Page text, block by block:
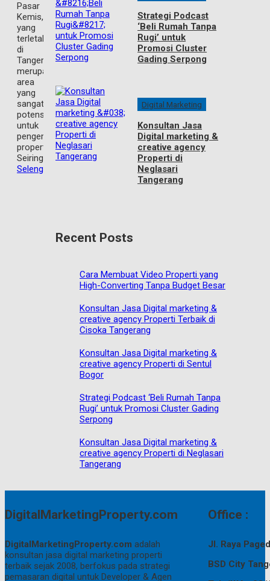
Pasar
Kemis,
yang
terletak
di
Tangerang,
merupakan
area
yang
sangat
potensial
untuk
pengembangan
properti.
Seiring
Selengkapnya
Strategi Podcast
‘Beli Rumah Tanpa
Rugi’ untuk
Promosi Cluster
Gading Serpong
Digital Marketing
Konsultan Jasa
Digital marketing &
creative agency
Properti di
Neglasari
Tangerang
Recent Posts
Cara Membuat Video Properti yang
High-Converting Tanpa Budget Besar
Konsultan Jasa Digital marketing &
creative agency Properti Terbaik di
Cisoka Tangerang
Konsultan Jasa Digital marketing &
creative agency Properti di Sentul
Bogor
Strategi Podcast ‘Beli Rumah Tanpa
Rugi’ untuk Promosi Cluster Gading
Serpong
Konsultan Jasa Digital marketing &
creative agency Properti di Neglasari
Tangerang
DigitalMarketingProperty.com
DigitalMarketingProperty.com adalah
konsultan jasa digital marketing properti
terbaik sejak 2008, berfokus pada strategi
pemasaran digital untuk Developer & Agen
Office :
Jl. Raya
BSD City